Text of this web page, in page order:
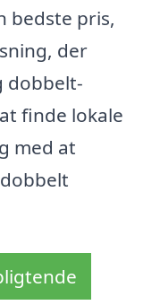
bedste pris,
der
dobbelt-
finde lokale
med at